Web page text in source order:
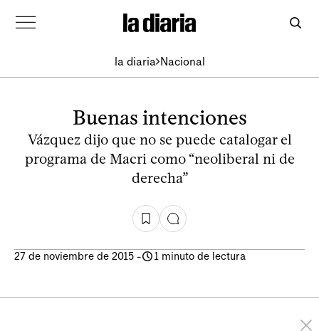
la diaria Nacional
Buenas intenciones
Vázquez dijo que no se puede catalogar el
programa de Macri como “neoliberal ni de
derecha”
27 de noviembre de 2015 - 1 minuto de lectura